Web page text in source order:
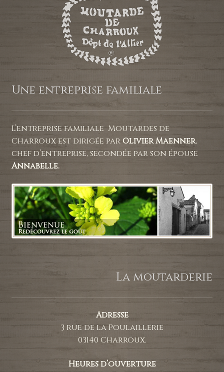
Une entreprise familiale
L’entreprise familiale Moutardes de
Charroux est dirigée par Olivier Maenner,
chef d’entreprise, secondée par son épouse
Annabelle.
La moutarderie
Adresse
3 rue de la Poulaillerie
03140 Charroux.
Heures d’ouverture